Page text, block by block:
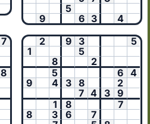
5
9
6 3
4
7
8
2 9 3
5
1
5
8
2
5
6
4
9
4 3 8
2
7 4 3
9
1
8
7
8
3 6
7